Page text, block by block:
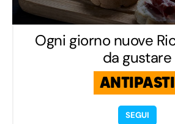
Ogni giorno nuove
da gustare
ANTIPASTI
SEGUI